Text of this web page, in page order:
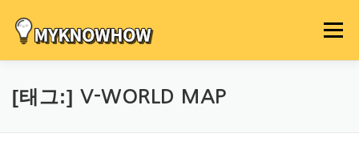
로
메뉴
[태그:] V-WORLD MAP